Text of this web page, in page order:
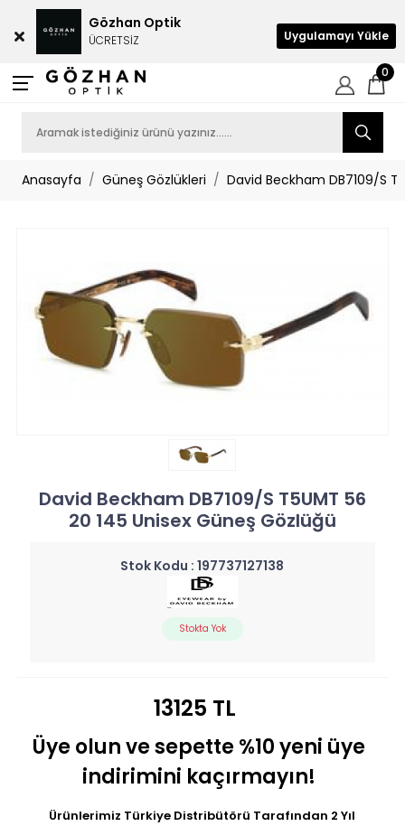
0
Anasayfa Güneş Gözlükleri David Beckham DB7109/S
David Beckham DB7109/S T5UMT 56
20 145 Unisex Güneş Gözlüğü
Stok Kodu :197737127138
Stokta Yok
13125 TL
Üye olun ve sepette %10 yeni üye
indirimini kaçırmayın!
Ürünlerimiz Türkiye Distribütörü Tarafından 2 Yıl
Gözhan Optik
ÜCRETSİZ Uygulamayı Yükle